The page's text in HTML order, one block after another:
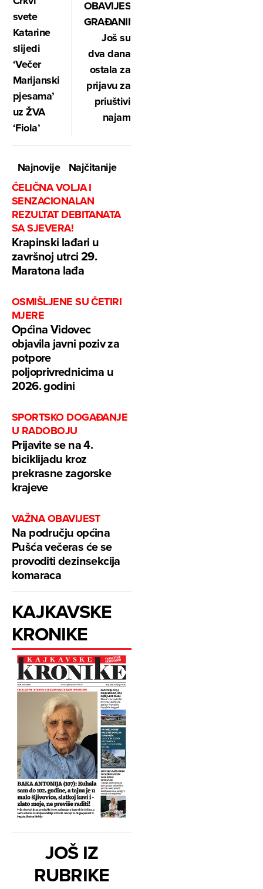
svete
Katarine
slijedi
‘Večer
Marijanskih
pjesama’
uz ŽVA
‘Fiola’
OBAVIJEST
GRAĐANIMA!
Još su
dva dana
ostala za
prijavu za
priuštivi
najam
Najnovije
Najčitanije
ČELIČNA VOLJA I
SENZACIONALAN
REZULTAT DEBITANATA
SA SJEVERA!
Krapinski lađari u
završnoj utrci 29.
Maratona lađa
OSMIŠLJENE SU ČETIRI
MJERE
Općina Vidovec
objavila javni poziv za
potpore
poljoprivrednicima u
2026. godini
SPORTSKO DOGAĐANJE
U RADOBOJU
Prijavite se na 4.
biciklijadu kroz
prekrasne zagorske
krajeve
VAŽNA OBAVIJEST
Na području općina
Pušća večeras će se
provoditi dezinsekcija
komaraca
KAJKAVSKE
KRONIKE
JOŠ IZ
RUBRIKE